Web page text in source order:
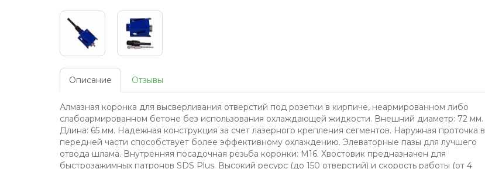
Описание Отзывы
Алмазная коронка для высверливания отверстий под розетки в кирпиче, неармированном либо
слабоармированном бетоне без использования охлаждающей жидкости. Внешний диаметр: 72 мм.
Длина: 65 мм. Надежная конструкция за счет лазерного крепления сегментов. Наружная проточка в
передней части способствует более эффективному охлаждению. Элеваторные пазы для лучшего
отвода шлама. Внутренняя посадочная резьба коронки: M16. Хвостовик предназначен для
быстрозажимных патронов SDS Plus. Высокий ресурс (до 150 отверстий) и скорость работы (от 4